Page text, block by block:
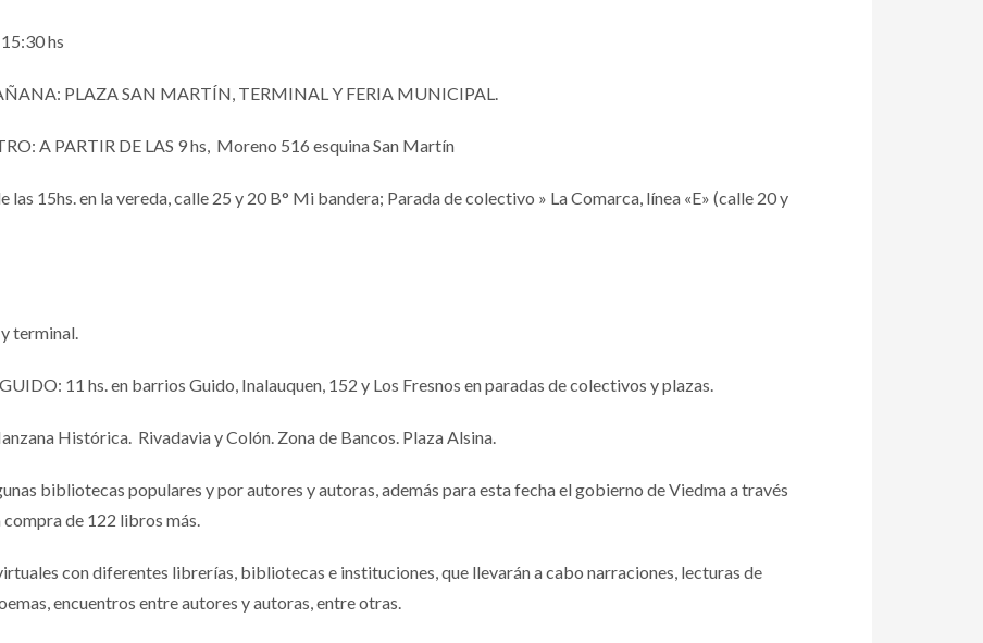
hs
PLAZA SAN MARTÍN, TERMINAL Y FERIA MUNICIPAL.
A PARTIR DE LAS 9 hs, Moreno 516 esquina San Martín
15hs. en la vereda, calle 25 y 20 B° Mi bandera; Parada de colectivo » La Comarca, línea «E» (calle 20 y
terminal.
11 hs. en barrios Guido, Inalauquen, 152 y Los Fresnos en paradas de colectivos y plazas.
Histórica. Rivadavia y Colón. Zona de Bancos. Plaza Alsina.
bibliotecas populares y por autores y autoras, además para esta fecha el gobierno de Viedma a través
de 122 libros más.
con diferentes librerías, bibliotecas e instituciones, que llevarán a cabo narraciones, lecturas de
encuentros entre autores y autoras, entre otras.